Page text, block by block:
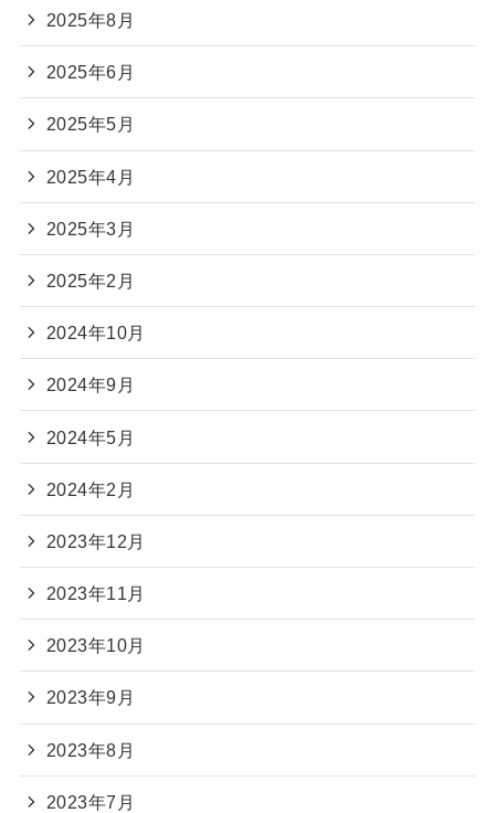
2025年8月
2025年6月
2025年5月
2025年4月
2025年3月
2025年2月
2024年10月
2024年9月
2024年5月
2024年2月
2023年12月
2023年11月
2023年10月
2023年9月
2023年8月
2023年7月